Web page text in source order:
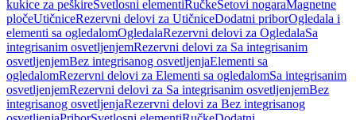
kukice za peškireSvetlosni elementiRučkeSetovi nogaraMagnetne
pločeUtičniceRezervni delovi za UtičniceDodatni priborOgledala i
elementi sa ogledalomOgledalaRezervni delovi za OgledalaSa
integrisanim osvetljenjemRezervni delovi za Sa integrisanim
osvetljenjemBez integrisanog osvetljenjaElementi sa
ogledalomRezervni delovi za Elementi sa ogledalomSa integrisanim
osvetljenjemRezervni delovi za Sa integrisanim osvetljenjemBez
integrisanog osvetljenjaRezervni delovi za Bez integrisanog